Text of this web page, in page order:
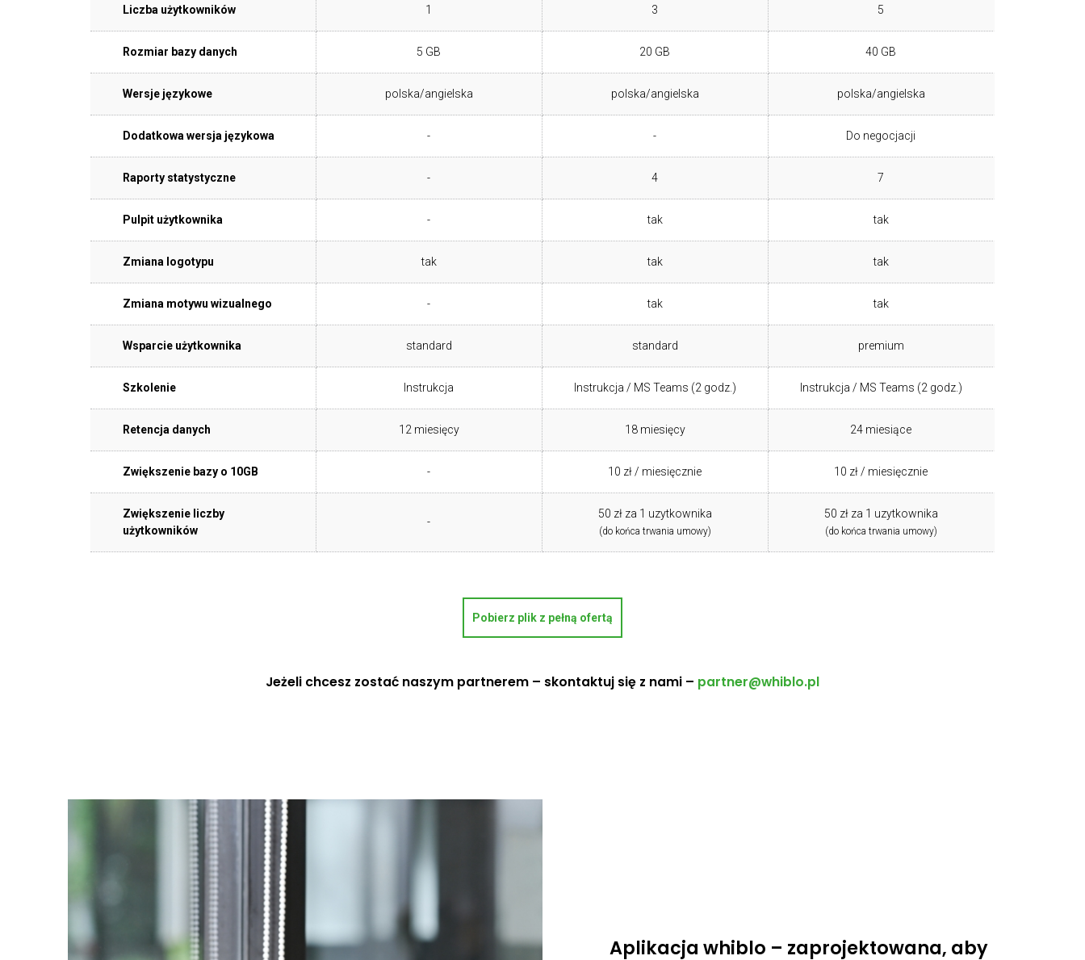
Liczba użytkowników 1 3 5
Rozmiar bazy danych 5 GB 20 GB 40 GB
Wersje językowe polska/angielska polska/angielska polska/angielska
Dodatkowa wersja językowa - - Do negocjacji
Raporty statystyczne - 4 7
Pulpit użytkownika - tak tak
Zmiana logotypu tak tak tak
Zmiana motywu wizualnego - tak tak
Wsparcie użytkownika standard standard premium
Szkolenie Instrukcja Instrukcja / MS Teams (2 godz.) Instrukcja / MS Teams (2 godz.)
Retencja danych 12 miesięcy 18 miesięcy 24 miesiące
Zwiększenie bazy o 10GB - 10 zł / miesięcznie 10 zł / miesięcznie
Zwiększenie liczby
użytkowników
-
50 zł za 1 uzytkownika
(do końca trwania umowy)
50 zł za 1 uzytkownika
(do końca trwania umowy)
Pobierz plik z pełną ofertą
Jeżeli chcesz zostać naszym partnerem – skontaktuj się z nami – partner@whiblo.pl
Aplikacja whiblo – zaprojektowana, aby